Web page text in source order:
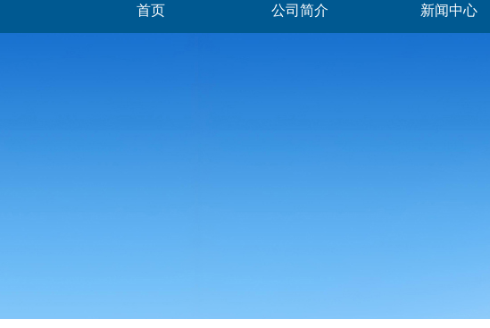
首页 公司简介 新闻中心